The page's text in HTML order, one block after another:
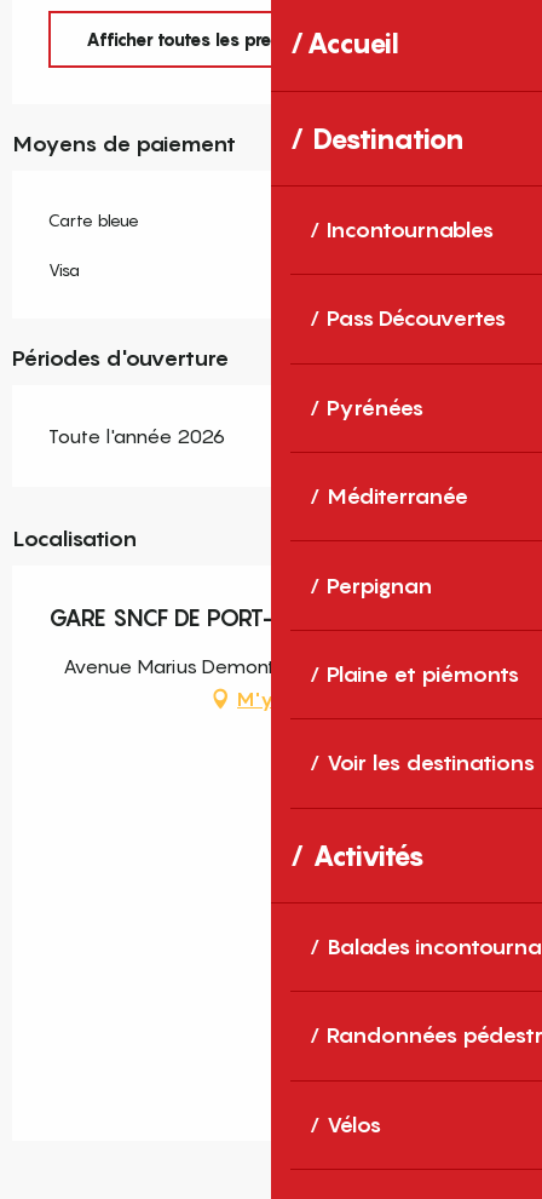
Accueil
Destination
Incontournables
Pass Découvertes
Pyrénées
Méditerranée
Perpignan
Plaine et piémonts
Voir les destinations
Activités
Balades
Randonnées
Vélos
Afficher toutes les prestations
Moyens de paiement
Carte bleue
Visa
Périodes d'ouverture
Toute l'année 2026
Localisation
GARE SNCF DE PORT-VENDRES
Avenue Marius Demonte, 66660 Port-Vendres
M'y rendre